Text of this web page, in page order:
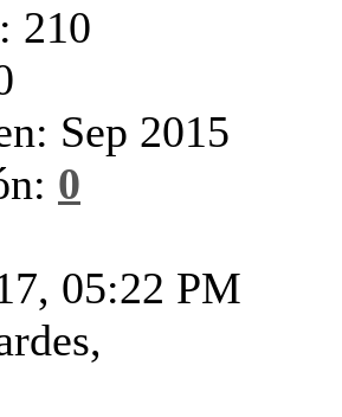
210
Sep 2015
0
05:22 PM